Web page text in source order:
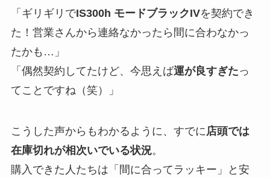
「ギリギリでIS300h モードブラックIVを契約でき
た！営業さんから連絡なかったら間に合わなかっ
たかも…」
「偶然契約してたけど、今思えば運が良すぎたっ
てことですね（笑）」
こうした声からもわかるように、すでに店頭では
在庫切れが相次いでいる状況。
購入できた人たちは「間に合ってラッキー」と安